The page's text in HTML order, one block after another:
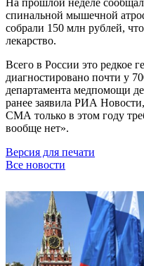
спинальной мышечной
собрали 150 млн рублей,
лекарство.
Всего в России это редкое
диагностировано почти у
департамента медпомощи
ранее заявила РИА
СМА только в этом году
вообще нет».
Версия для печати
Все новости